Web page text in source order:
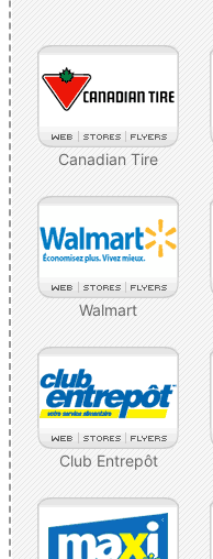
Canadian Tire
Walmart
Club Entrepôt